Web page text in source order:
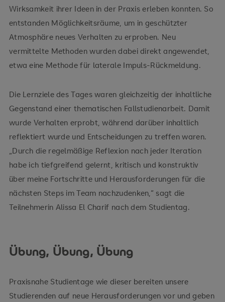
Wirksamkeit ihrer Ideen in der Praxis erleben konnten. So
entstanden Möglichkeitsräume, um in geschützter
Atmosphäre neues Verhalten zu erproben. Neu
vermittelte Methoden wurden dabei direkt angewendet,
etwa eine Methode für laterale Impuls-Rückmeldung.
Die Lernziele des Tages waren gleichzeitig der inhaltliche
Gegenstand einer thematischen Fallstudienarbeit. Damit
wurde Verhalten erprobt, während darüber inhaltlich
reflektiert wurde und Entscheidungen zu treffen waren.
„Durch die regelmäßige Reflexion nach jeder Iteration
habe ich tiefgreifend gelernt, kritisch und konstruktiv
über meine Fortschritte und Herausforderungen für die
nächsten Steps im Team nachzudenken,“ sagt die
Teilnehmerin Alissa El Charif nach dem Studientag.
Übung, Übung, Übung
Praxisnahe Studientage wie dieser bereiten unsere
Studierenden auf neue Herausforderungen vor und geben